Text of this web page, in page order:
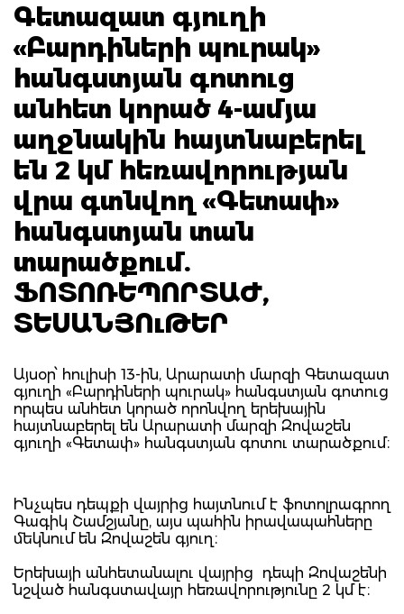
Գետազատ գյուղի
«Բարդիների պուրակ»
հանգստյան գոտուց
անհետ կորած 4-ամյա
աղջնակին հայտնաբերել
են 2 կմ հեռավորության
վրա գտնվող «Գետափ»
հանգստյան տան
տարածքում.
ՖՈՏՈՌԵՊՈՐՏԱԺ,
ՏԵՍԱՆՅՈւԹԵՐ
Այսօր՝ հուլիսի 13-ին, Արարատի մարզի Գետազատ
գյուղի «Բարդիների պուրակ» հանգստյան գոտուց
որպես անհետ կորած որոնվող երեխային
հայտնաբերել են Արարատի մարզի Զովաշեն
գյուղի «Գետափ» հանգստյան գոտու տարածքում։
Ինչպես դեպքի վայրից հայտնում է ֆոտոլրագրող
Գագիկ Շամշյանը, այս պահին իրավապահները
մեկնում են Զովաշեն գյուղ։
Երեխայի անհետանալու վայրից դեպի Զովաշենի
նշված հանգստավայր հեռավորությունը 2 կմ է։